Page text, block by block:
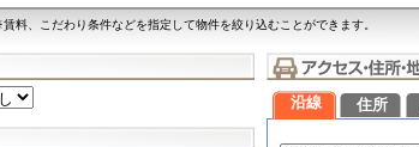
料、こだわり条件などを指定して物件を絞り込むことができます。
沿線 住所